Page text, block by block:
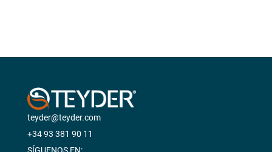
teyder@teyder.com
+34 93 381 90 11